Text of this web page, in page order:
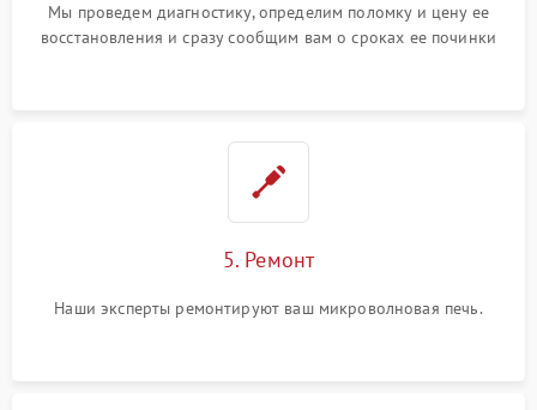
Мы проведем диагностику, определим поломку и цену ее
восстановления и сразу сообщим вам о сроках ее починки
5. Ремонт
Наши эксперты ремонтируют ваш микроволновая печь.